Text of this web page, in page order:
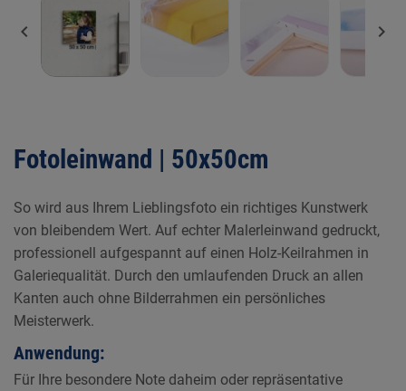
 
Fotoleinwand | 50x50cm
So wird aus Ihrem Lieblingsfoto ein richtiges Kunstwerk
von bleibendem Wert. Auf echter Malerleinwand gedruckt,
professionell aufgespannt auf einen Holz-Keilrahmen in
Galeriequalität. Durch den umlaufenden Druck an allen
Kanten auch ohne Bilderrahmen ein persönliches
Meisterwerk.
Anwendung:
Für Ihre besondere Note daheim oder repräsentative